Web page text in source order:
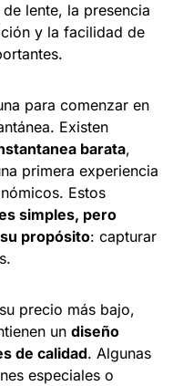
lente, la presencia
y la facilidad de
para comenzar en
Existen
barata,
primera experiencia
Estos
simples, pero
propósito: capturar
precio más bajo,
un diseño
de calidad. Algunas
especiales o